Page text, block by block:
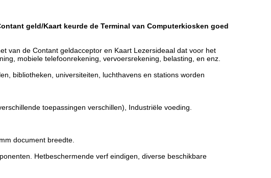
geld/Kaart keurde de Terminal van Computerkiosken goed
van de Contant geldacceptor en Kaart Lezersideaal dat voor het
mobiele telefoonrekening, vervoersrekening, belasting, en enz.
bibliotheken, universiteiten, luchthavens en stations worden
toepassingen verschillen), Industriële voeding.
document breedte.
Hetbeschermende verf eindigen, diverse beschikbare